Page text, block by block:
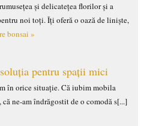
și delicatețea florilor și a
noi toți. Îți oferă o oază de liniște,
bonsai »
pentru spații mici
în orice situație. Că iubim mobila
ne-am îndrăgostit de o comodă s[...]